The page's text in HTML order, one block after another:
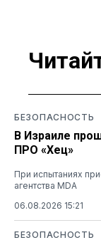
БЕЗОПАСНОСТЬ
В Израиле
ПРО «Хец»
При испытаниях
агентства MDA
06.08.2026 15:21
БЕЗОПАСНОСТЬ